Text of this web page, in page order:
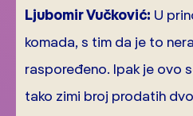
Ljubomir Vučković: U
komada, s tim da je to
raspoređeno. Ipak je ovo
tako zimi broj prodatih